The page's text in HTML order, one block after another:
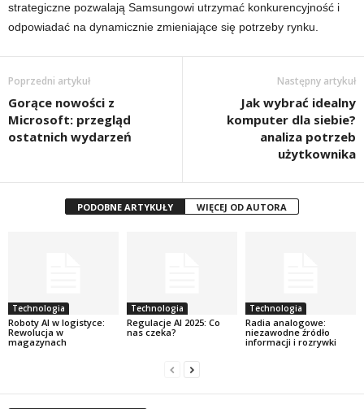
strategiczne pozwalają Samsungowi utrzymać konkurencyjność i
odpowiadać na dynamicznie zmieniające się potrzeby rynku.
Poprzedni artykuł
Gorące nowości z
Microsoft: przegląd
ostatnich wydarzeń
Następny artykuł
Jak wybrać idealny
komputer dla siebie?
analiza potrzeb
użytkownika
PODOBNE ARTYKUŁY WIĘCEJ OD AUTORA
Technologia
Roboty AI w logistyce:
Rewolucja w
magazynach
Technologia
Regulacje AI 2025: Co
nas czeka?
Technologia
Radia analogowe:
niezawodne źródło
informacji i rozrywki